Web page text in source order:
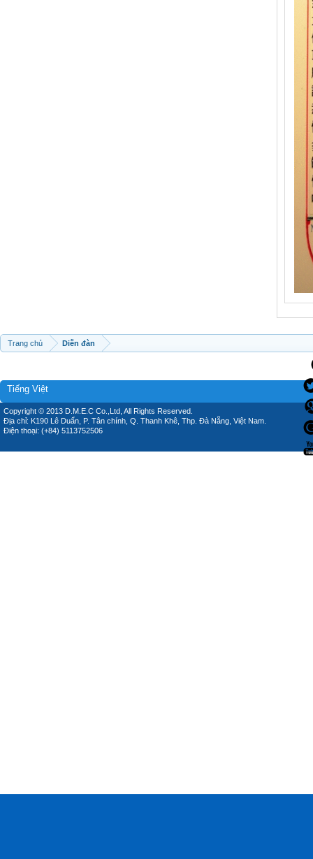
Trang chủ Diễn đàn
Tiếng Việt
Copyright © 2013 D.M.E.C Co.,Ltd, All Rights Reserved.
Địa chỉ: K190 Lê Duẩn, P. Tân chính, Q. Thanh Khê, Thp. Đà Nẵng, Việt Nam.
Điện thoại: (+84) 5113752506